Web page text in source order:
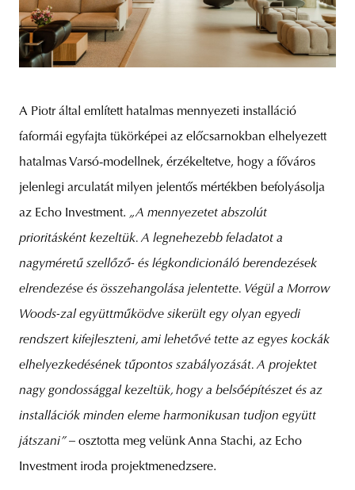
A Piotr által említett hatalmas mennyezeti installáció
faformái egyfajta tükörképei az előcsarnokban elhelyezett
hatalmas Varsó-modellnek, érzékeltetve, hogy a főváros
jelenlegi arculatát milyen jelentős mértékben befolyásolja
az Echo Investment. „A mennyezetet abszolút
prioritásként kezeltük. A legnehezebb feladatot a
nagyméretű szellőző- és légkondicionáló berendezések
elrendezése és összehangolása jelentette. Végül a Morrow
Woods-zal együttműködve sikerült egy olyan egyedi
rendszert kifejleszteni, ami lehetővé tette az egyes kockák
elhelyezkedésének tűpontos szabályozását. A projektet
nagy gondossággal kezeltük, hogy a belsőépítészet és az
installációk minden eleme harmonikusan tudjon együtt
játszani” – osztotta meg velünk Anna Stachi, az Echo
Investment iroda projektmenedzsere.